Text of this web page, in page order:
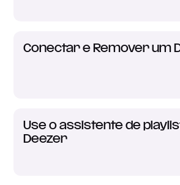
Conectar e Remover um
Use o assistente de
Deezer